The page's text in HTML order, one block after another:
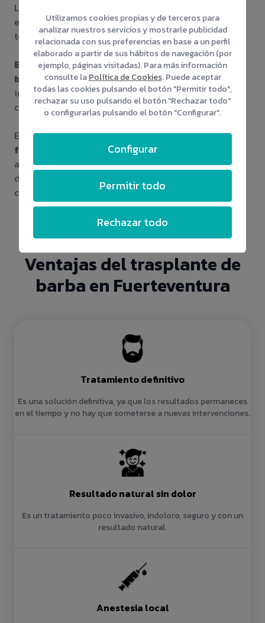
Los cuidados del injerto de barba se prologan por
espacio de10 días. Durante ese tiempo el paciente
tendrá que curarse la barba con Betadine.
Evitar la exposición solar y los roces de la
barba , ya que pueden llegar a dañar los folículos
injertados. El lavado de la barba deberá de hacerse
con champú hipoalérgico y masajes suaves.
Es importantedejar que la zona y las unidades
foliculares están adaptadas, por eso antes de
afeitarse o recortarse los pelos de la barba, deberás
de consultarlo con el equipo médico, ellos te dirán
cuándo será el mejor momento para comenzar.
Ventajas del trasplante de
barba en Fuerteventura
Tratamiento definitivo
Es una solución definitiva, ya que los resultados permaneces
en el tiempo y no hay que someterse a nuevas intervenciones.
Resultado natural sin dolor
Es un tratamiento poco invasivo, indoloro, seguro y con un
resultado natural.
Anestesia local
Utilizamos cookies propias y de terceros para
analizar nuestros servicios y mostrarle publicidad
relacionada con sus preferencias en base a un perfil
elaborado a partir de sus hábitos de navegación (por
ejemplo, páginas visitadas). Para más información
consulte laPolítica de Cookies. Puede aceptar
todas las cookies pulsando el botón "Permitir todo",
rechazar su uso pulsando el botón "Rechazar todo"
o configurarlas pulsando el botón "Configurar".
Configurar
Permitir todo
Rechazar todo